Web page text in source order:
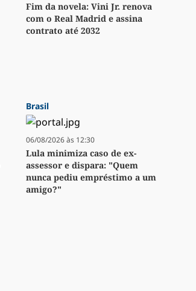
Fim da novela: Vini Jr. renova
com o Real Madrid e assina
contrato até 2032
Brasil
06/08/2026 às 12:30
Lula minimiza caso de ex-
assessor e dispara: "Quem
nunca pediu empréstimo a um
amigo?"